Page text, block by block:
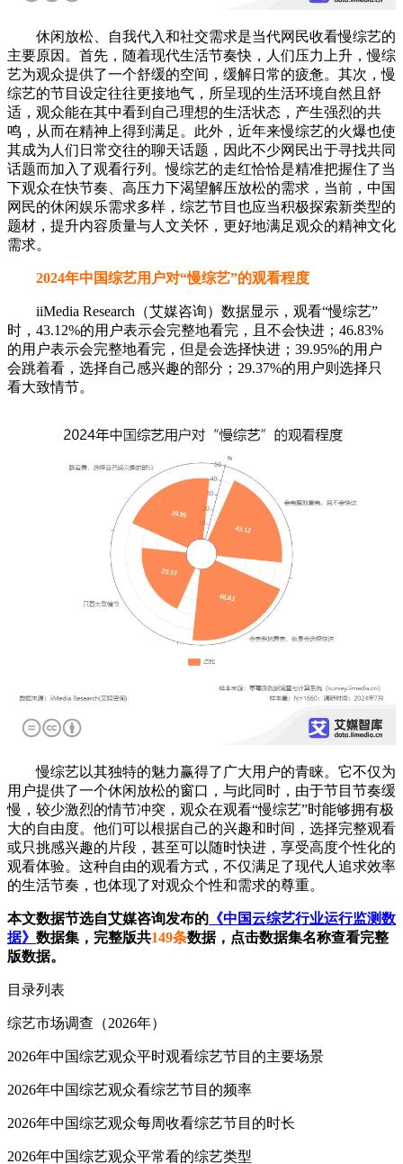
休闲放松、自我代入和社交需求是当代网民收看慢综艺的
主要原因。首先，随着现代生活节奏快，人们压力上升，慢综
艺为观众提供了一个舒缓的空间，缓解日常的疲惫。其次，慢
综艺的节目设定往往更接地气，所呈现的生活环境自然且舒
适，观众能在其中看到自己理想的生活状态，产生强烈的共
鸣，从而在精神上得到满足。此外，近年来慢综艺的火爆也使
其成为人们日常交往的聊天话题，因此不少网民出于寻找共同
话题而加入了观看行列。慢综艺的走红恰恰是精准把握住了当
下观众在快节奏、高压力下渴望解压放松的需求，当前，中国
网民的休闲娱乐需求多样，综艺节目也应当积极探索新类型的
题材，提升内容质量与人文关怀，更好地满足观众的精神文化
需求。
2024年中国综艺用户对“慢综艺”的观看程度
iiMedia Research（艾媒咨询）数据显示，观看“慢综艺”
时，43.12%的用户表示会完整地看完，且不会快进；46.83%
的用户表示会完整地看完，但是会选择快进；39.95%的用户
会跳着看，选择自己感兴趣的部分；29.37%的用户则选择只
看大致情节。
慢综艺以其独特的魅力赢得了广大用户的青睐。它不仅为
用户提供了一个休闲放松的窗口，与此同时，由于节目节奏缓
慢，较少激烈的情节冲突，观众在观看“慢综艺”时能够拥有极
大的自由度。他们可以根据自己的兴趣和时间，选择完整观看
或只挑感兴趣的片段，甚至可以随时快进，享受高度个性化的
观看体验。这种自由的观看方式，不仅满足了现代人追求效率
的生活节奏，也体现了对观众个性和需求的尊重。
本文数据节选自艾媒咨询发布的 《中国云综艺行业运行监测数
据》 数据集，完整版共149条数据，点击数据集名称查看完整
版数据。
目录列表
综艺市场调查（2026年）
2026年中国综艺观众平时观看综艺节目的主要场景
2026年中国综艺观众看综艺节目的频率
2026年中国综艺观众每周收看综艺节目的时长
2026年中国综艺观众平常看的综艺类型